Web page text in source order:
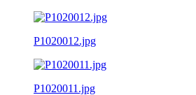
P1020012.jpg
P1020011.jpg